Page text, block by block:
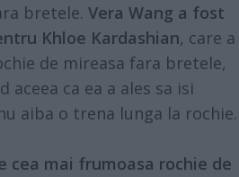
bretele. Vera Wang a fost
Khloe Kardashian, care a
de mireasa fara bretele,
ca ea a ales sa isi
aiba o trena lunga la rochie.
cea mai frumoasa rochie de